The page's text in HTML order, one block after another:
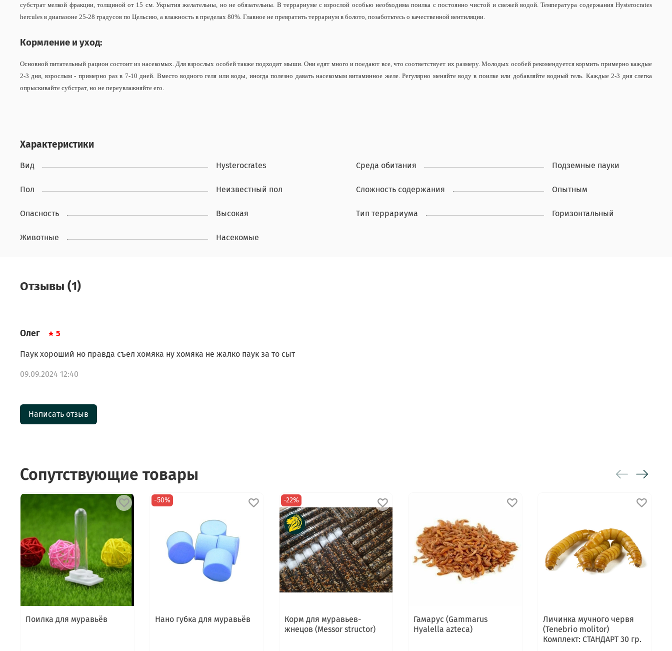
субстрат мелкой фракции, толщиной от 15 см. Укрытия желательны, но не обязательны. В террариуме с взрослой особью необходима поилка с постоянно чистой и свежей водой. Температура содержания Hysterocrates
hercules в диапазоне 25-28 градусов по Цельсию, а влажность в пределах 80%. Главное не превратить террариум в болото, позаботьтесь о качественной вентиляции.
Кормление и уход:
Основной питательный рацион состоит из насекомых. Для взрослых особей также подходят мыши. Они едят много и поедают все, что соответствует их размеру. Молодых особей рекомендуется кормить примерно каждые
2-3 дня, взрослым - примерно раз в 7-10 дней. Вместо водного геля или воды, иногда полезно давать насекомым витаминное желе. Регулярно меняйте воду в поилке или добавляйте водный гель. Каждые 2-3 дня слегка
опрыскивайте субстрат, но не переувлажняйте его.
Характеристики
Вид Hysterocrates Среда обитания Подземные пауки
Пол Неизвестный пол Сложность содержания Опытным
Опасность Высокая Тип террариума Горизонтальный
Животные Насекомые
Отзывы (1)
Олег 5
Паук хороший но правда съел хомяка ну хомяка не жалко паук за то сыт
09.09.2024 12:40
Написать отзыв
Сопутствующие товары
Поилка для муравьёв
-50%
Нано губка для муравьёв
-22%
Корм для муравьев-
жнецов (Messor structor)
Гамарус (Gammarus
Hyalella azteca)
Личинка мучного червя
(Tenebrio molitor)
Комплект: СТАНДАРТ 30 гр.